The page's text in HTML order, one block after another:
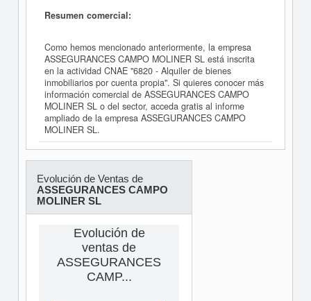
Resumen comercial:
Como hemos mencionado anteriormente, la empresa
ASSEGURANCES CAMPO MOLINER SL está inscrita
en la actividad CNAE "6820 - Alquiler de bienes
inmobiliarios por cuenta propia". Si quieres conocer más
información comercial de ASSEGURANCES CAMPO
MOLINER SL o del sector, acceda gratis al informe
ampliado de la empresa ASSEGURANCES CAMPO
MOLINER SL.
Evolución de Ventas de
ASSEGURANCES CAMPO
MOLINER SL
Evolución de
ventas de
ASSEGURANCES
CAMP...